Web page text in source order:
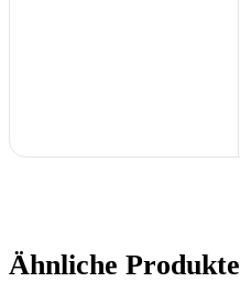
Ähnliche Produkte